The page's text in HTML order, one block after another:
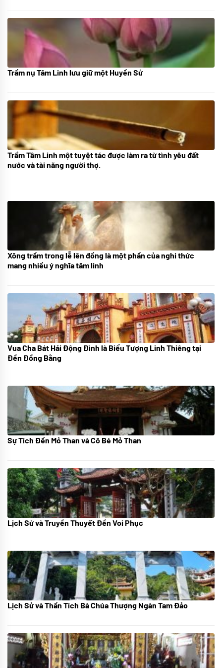
05/10/2025
Trầm nụ Tâm Linh lưu giữ một Huyền Sử
09/06/2024
Trầm Tâm Linh một tuyệt tác được làm ra từ tình yêu đất
nước và tài năng người thợ.
21/07/2024
Xông trầm trong lễ lên đồng là một phần của nghi thức
mang nhiều ý nghĩa tâm linh
08/07/2024
Vua Cha Bát Hải Động Đình là Biểu Tượng Linh Thiêng tại
Đền Đồng Bằng
08/07/2024
Sự Tích Đền Mỏ Than và Cô Bé Mỏ Than
07/07/2024
Lịch Sử và Truyền Thuyết Đền Voi Phục
05/07/2024
Lịch Sử và Thần Tích Bà Chúa Thượng Ngàn Tam Đảo